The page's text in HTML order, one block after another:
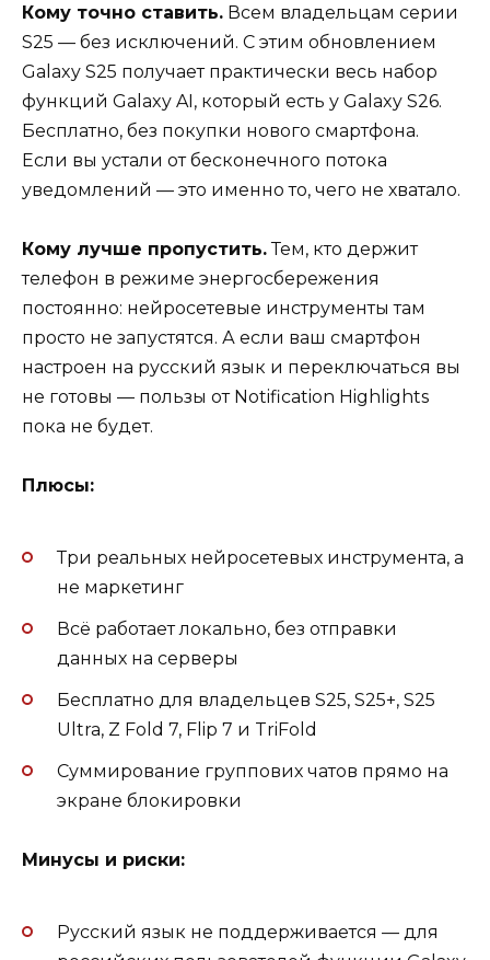
Кому точно ставить. Всем владельцам серии
S25 — без исключений. С этим обновлением
Galaxy S25 получает практически весь набор
функций Galaxy AI, который есть у Galaxy S26.
Бесплатно, без покупки нового смартфона.
Если вы устали от бесконечного потока
уведомлений — это именно то, чего не хватало.
Кому лучше пропустить.Тем, кто держит
телефон в режиме энергосбережения
постоянно: нейросетевые инструменты там
просто не запустятся. А если ваш смартфон
настроен на русский язык и переключаться вы
не готовы — пользы от Notification Highlights
пока не будет.
Плюсы:
Три реальных нейросетевых инструмента, а
не маркетинг
Всё работает локально, без отправки
данных на серверы
Бесплатно для владельцев S25, S25+, S25
Ultra, Z Fold 7, Flip 7 и TriFold
Суммирование группових чатов прямо на
экране блокировки
Минусы и риски:
Русский язык не поддерживается — для